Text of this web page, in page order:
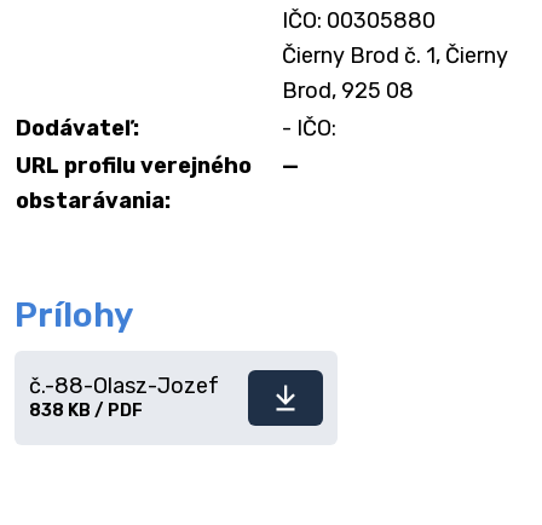
IČO: 00305880
Čierny Brod č. 1, Čierny
Brod, 925 08
Dodávateľ:
- IČO:
URL profilu verejného
obstarávania:
—
Prílohy
Stiahnuť
č.-88-Olasz-Jozef
838 KB / PDF